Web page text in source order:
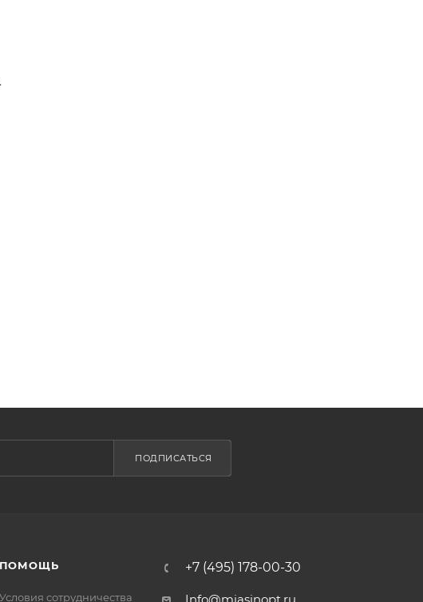
ПОДПИСАТЬСЯ
ПОМОЩЬ
Условия сотрудничества
+7 (495) 178-00-30